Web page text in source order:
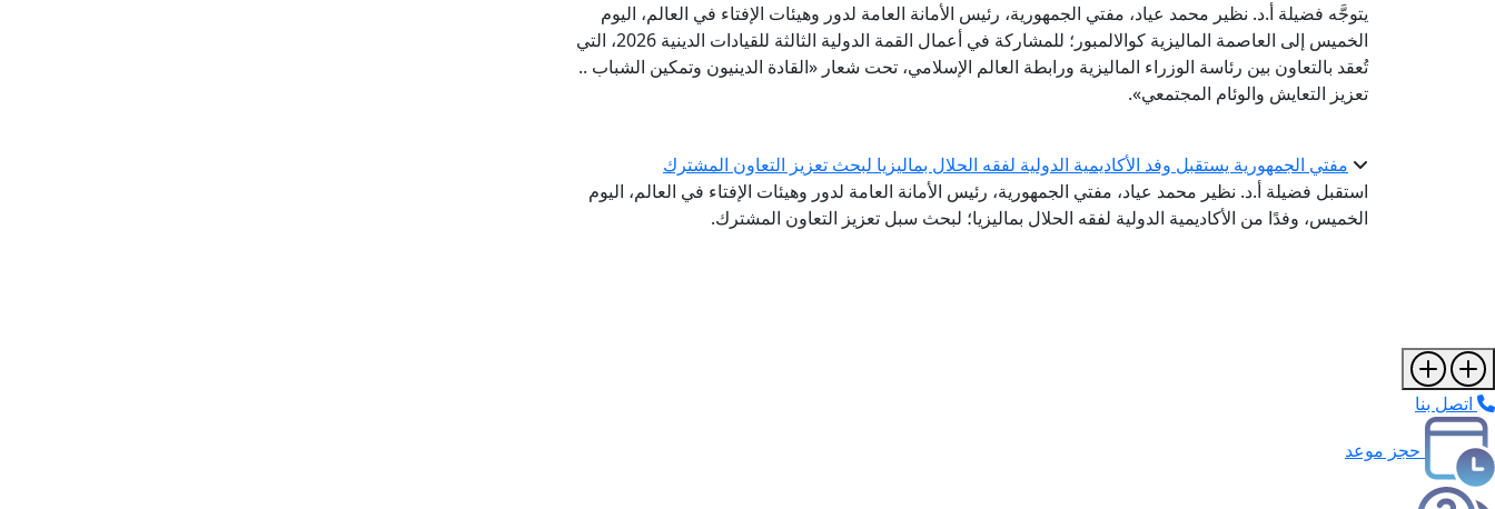
يتوجَّه فضيلة أ.د. نظير محمد عياد، مفتي الجمهورية، رئيس الأمانة العامة لدور وهيئات الإفتاء في العالم، اليوم
الخميس إلى العاصمة الماليزية كوالالمبور؛ للمشاركة في أعمال القمة الدولية الثالثة للقيادات الدينية 2026، التي
تُعقد بالتعاون بين رئاسة الوزراء الماليزية ورابطة العالم الإسلامي، تحت شعار «القادة الدينيون وتمكين الشباب ..
تعزيز التعايش والوئام المجتمعي».
مفتي الجمهورية يستقبل وفد الأكاديمية الدولية لفقه الحلال بماليزيا لبحث تعزيز التعاون المشترك
استقبل فضيلة أ.د. نظير محمد عياد، مفتي الجمهورية، رئيس الأمانة العامة لدور وهيئات الإفتاء في العالم، اليوم
الخميس، وفدًا من الأكاديمية الدولية لفقه الحلال بماليزيا؛ لبحث سبل تعزيز التعاون المشترك.
اتصل بنا
حجز موعد